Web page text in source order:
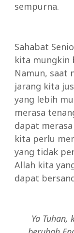
sempurna.
Sahabat
kita mungkin
Namun, saat
jarang kita
yang lebih
merasa
dapat
kita perlu
yang tidak
Allah kita
dapat
Ya Tuhan,